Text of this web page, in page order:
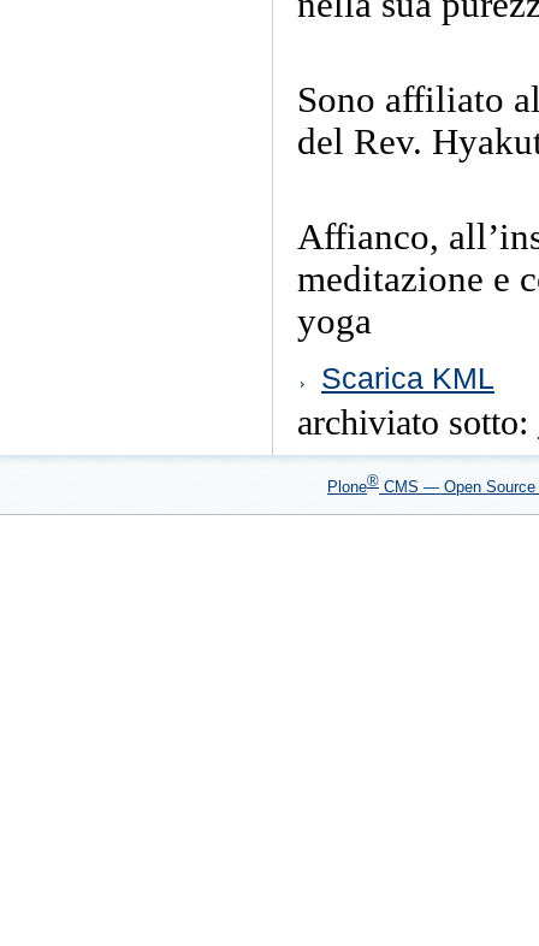
Sono affiliato
del Rev.
Affianco,
meditazione e
yoga
sul
documento
Scarica KML
archiviato sotto:
Plone® CMS — Open Source